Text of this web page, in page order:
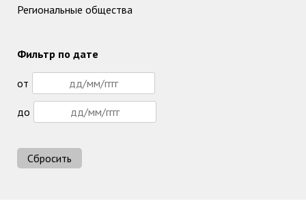
Региональные общества
Фильтр по дате
от
до
Сбросить